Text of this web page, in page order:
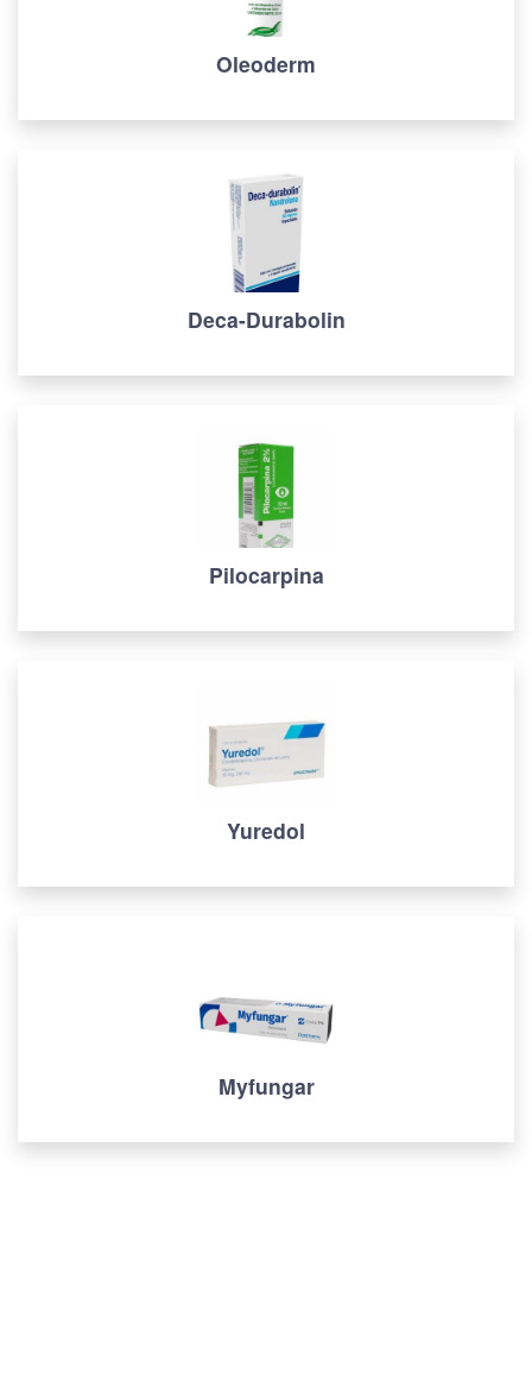
Oleoderm
Deca-Durabolin
Pilocarpina
Yuredol
Myfungar